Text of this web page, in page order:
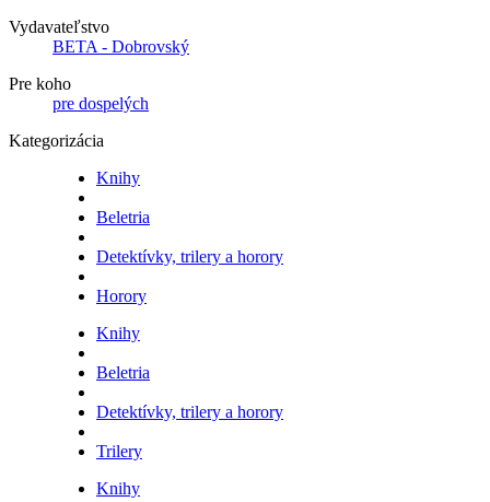
Vydavateľstvo
BETA - Dobrovský
Pre koho
pre dospelých
Kategorizácia
Knihy
Beletria
Detektívky, trilery a horory
Horory
Knihy
Beletria
Detektívky, trilery a horory
Trilery
Knihy